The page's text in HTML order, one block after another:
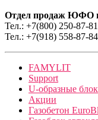
Отдел продаж
Тел.: +7(800) 250-87-81
Тел.: +7(918) 558-87-84
FAMYLIT
Support
U-образные
Акции
Газобетон